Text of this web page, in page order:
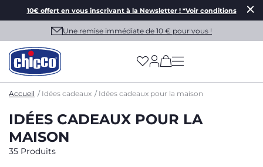
10€ offert en vous inscrivant à la Newsletter ! *Voir conditions
Une remise immédiate de 10 € pour vous !
(has more options
Accueil Idées cadeaux Idées cadeaux pour la maison
IDÉES CADEAUX POUR LA
MAISON
35 Produits